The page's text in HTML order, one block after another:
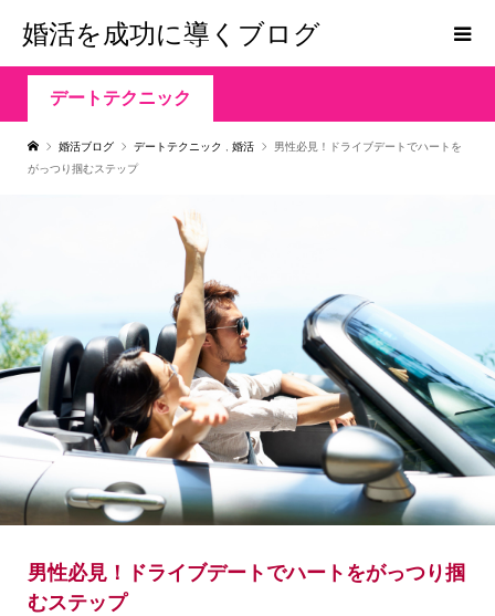
婚活を成功に導くブログ
デートテクニック
婚活ブログ デートテクニック 婚活
男性必見！ドライブデートでハートを
がっつり掴むステップ
男性必見！ドライブデートでハートをがっつり掴
むステップ